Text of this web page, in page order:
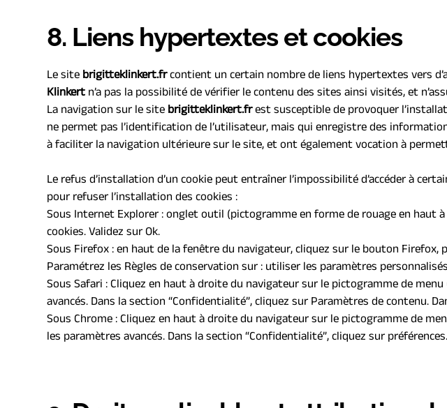
8. Liens hypertextes et cookies
Le site brigitteklinkert.fr contient un certain nombre de liens hypertextes vers
Klinkert n’a pas la possibilité de vérifier le contenu des sites ainsi visités, et
La navigation sur le site brigitteklinkert.fr est susceptible de provoquer
ne permet pas l’identification de l’utilisateur, mais qui enregistre des
à faciliter la navigation ultérieure sur le site, et ont également vocation à
Le refus d’installation d’un cookie peut entraîner l’impossibilité d’accéder à
pour refuser l’installation des cookies :
Sous Internet Explorer : onglet outil (pictogramme en forme de rouage en
cookies. Validez sur Ok.
Sous Firefox : en haut de la fenêtre du navigateur, cliquez sur le bouton Firefox,
Paramétrez les Règles de conservation sur : utiliser les paramètres
Sous Safari : Cliquez en haut à droite du navigateur sur le pictogramme de
avancés. Dans la section “Confidentialité”, cliquez sur Paramètres de contenu.
Sous Chrome : Cliquez en haut à droite du navigateur sur le pictogramme de
les paramètres avancés. Dans la section “Confidentialité”, cliquez sur